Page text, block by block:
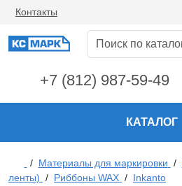
Контакты
+7 (812) 987-59-49
КАТАЛОГ
/ Материалы для маркировки /
ленты) / Риббоны WAX / Inkanto